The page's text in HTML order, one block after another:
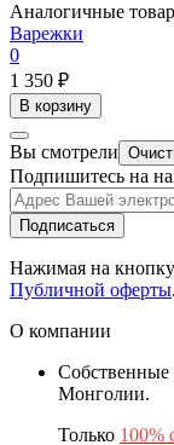
Аналогичные
Варежки
0
1 350 ₽
В корзину
Вы смотрели
Подпишитесь на
Подписаться
Нажимая на
Публичной оферты.
О компании
Собственные
Монголии.
Только 100%